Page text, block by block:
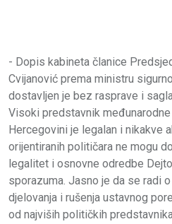
- Dopis kabineta članice
Cvijanović prema ministru
dostavljen je bez rasprave i
Visoki predstavnik
Hercegovini je legalan i nikakve
orijentiranih političara ne mogu
legalitet i osnovne odredbe
sporazuma. Jasno je da se radi
djelovanja i rušenja ustavnog
od najviših političkih